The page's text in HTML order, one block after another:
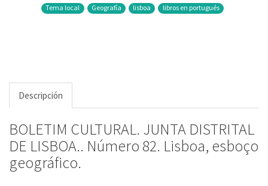
Tema local Geografía lisboa libros en portugués
Descripción
BOLETIM CULTURAL. JUNTA DISTRITAL
DE LISBOA.. Número 82. Lisboa, esboço
geográfico.